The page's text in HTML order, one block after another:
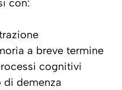
con:
a breve termine
cognitivi
di demenza